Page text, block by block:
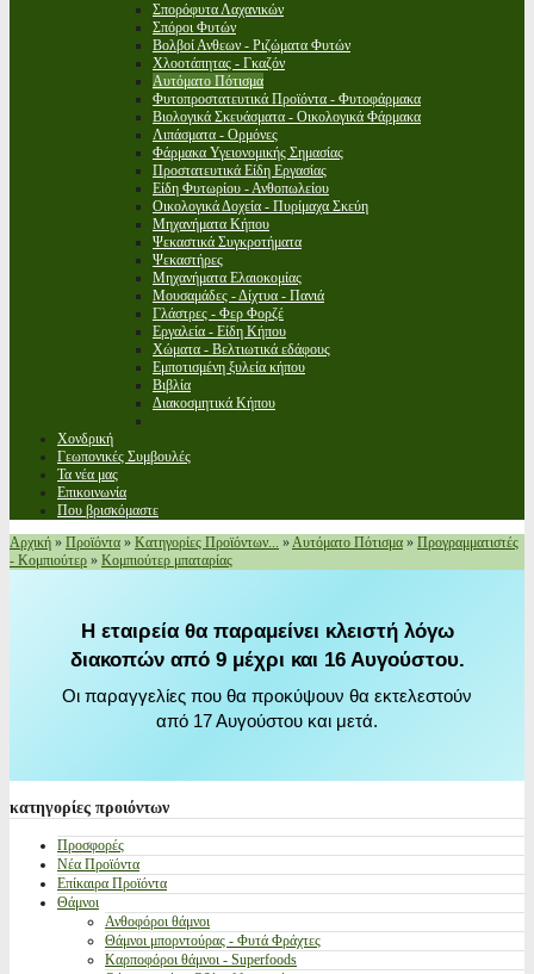
Σπορόφυτα Λαχανικών
Σπόροι Φυτών
Βολβοί Ανθεων - Ριζώματα Φυτών
Χλοοτάπητας - Γκαζόν
Αυτόματο Πότισμα
Φυτοπροστατευτικά Προϊόντα - Φυτοφάρμακα
Βιολογικά Σκευάσματα - Οικολογικά Φάρμακα
Λιπάσματα - Ορμόνες
Φάρμακα Υγειονομικής Σημασίας
Προστατευτικά Είδη Εργασίας
Είδη Φυτωρίου - Ανθοπωλείου
Οικολογικά Δοχεία - Πυρίμαχα Σκεύη
Μηχανήματα Κήπου
Ψεκαστικά Συγκροτήματα
Ψεκαστήρες
Μηχανήματα Ελαιοκομίας
Μουσαμάδες - Δίχτυα - Πανιά
Γλάστρες - Φερ Φορζέ
Εργαλεία - Είδη Κήπου
Χώματα - Βελτιωτικά εδάφους
Εμποτισμένη ξυλεία κήπου
Βιβλία
Διακοσμητικά Κήπου
Χονδρική
Γεωπονικές Συμβουλές
Τα νέα μας
Επικοινωνία
Που βρισκόμαστε
Αρχική » Προϊόντα » Κατηγορίες Προϊόντων... »Αυτόματο Πότισμα » Προγραμματιστές
- Κομπιούτερ » Κομπιούτερ μπαταρίας
Η εταιρεία θα παραμείνει κλειστή λόγω
διακοπών από 9 μέχρι και 16 Αυγούστου.
Οι παραγγελίες που θα προκύψουν θα εκτελεστούν
από 17 Αυγούστου και μετά.
κατηγορίες προιόντων
Προσφορές
Νέα Προϊόντα
Επίκαιρα Προϊόντα
Θάμνοι
Ανθοφόροι θάμνοι
Θάμνοι μπορντούρας - Φυτά Φράχτες
Καρποφόροι θάμνοι - Superfoods